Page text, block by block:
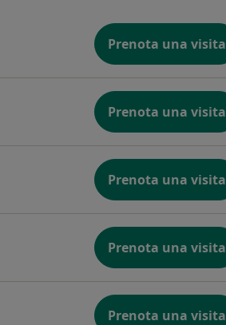
Prenota una visita
Prenota una visita
Prenota una visita
Prenota una visita
Prenota una visita